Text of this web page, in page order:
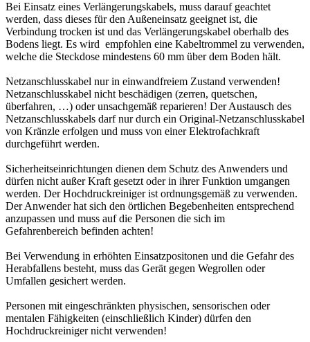
Bei Einsatz eines Verlängerungskabels, muss darauf geachtet
werden, dass dieses für den Außeneinsatz geeignet ist, die
Verbindung trocken ist und das Verlängerungskabel oberhalb des
Bodens liegt. Es wird empfohlen eine Kabeltrommel zu verwenden,
welche die Steckdose mindestens 60 mm über dem Boden hält.
Netzanschlusskabel nur in einwandfreiem Zustand verwenden!
Netzanschlusskabel nicht beschädigen (zerren, quetschen,
überfahren, …) oder unsachgemäß reparieren! Der Austausch des
Netzanschlusskabels darf nur durch ein Original-Netzanschlusskabel
von Kränzle erfolgen und muss von einer Elektrofachkraft
durchgeführt werden.
Sicherheitseinrichtungen dienen dem Schutz des Anwenders und
dürfen nicht außer Kraft gesetzt oder in ihrer Funktion umgangen
werden. Der Hochdruckreiniger ist ordnungsgemäß zu verwenden.
Der Anwender hat sich den örtlichen Begebenheiten entsprechend
anzupassen und muss auf die Personen die sich im
Gefahrenbereich befinden achten!
Bei Verwendung in erhöhten Einsatzpositonen und die Gefahr des
Herabfallens besteht, muss das Gerät gegen Wegrollen oder
Umfallen gesichert werden.
Personen mit eingeschränkten physischen, sensorischen oder
mentalen Fähigkeiten (einschließlich Kinder) dürfen den
Hochdruckreiniger nicht verwenden!